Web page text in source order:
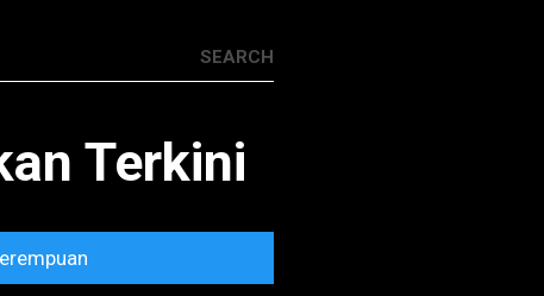
Terkini